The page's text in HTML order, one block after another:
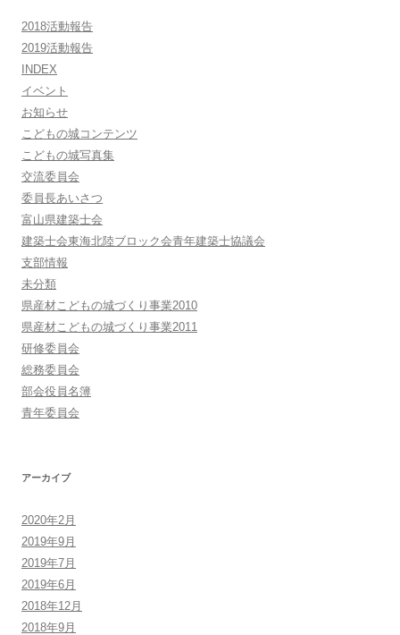
2018活動報告
2019活動報告
INDEX
イベント
お知らせ
こどもの城コンテンツ
こどもの城写真集
交流委員会
委員長あいさつ
富山県建築士会
建築士会東海北陸ブロック会青年建築士協議会
支部情報
未分類
県産材こどもの城づくり事業2010
県産材こどもの城づくり事業2011
研修委員会
総務委員会
部会役員名簿
青年委員会
アーカイブ
2020年2月
2019年9月
2019年7月
2019年6月
2018年12月
2018年9月